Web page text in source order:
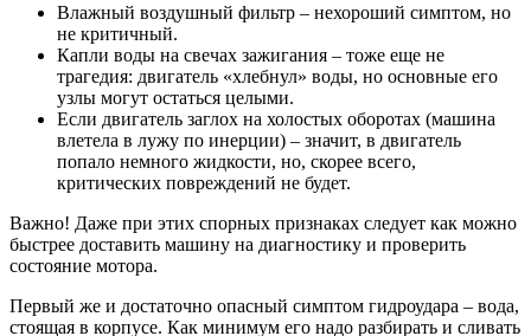
Влажный воздушный фильтр – нехороший симптом, но
не критичный.
Капли воды на свечах зажигания – тоже еще не
трагедия: двигатель «хлебнул» воды, но основные его
узлы могут остаться целыми.
Если двигатель заглох на холостых оборотах (машина
влетела в лужу по инерции) – значит, в двигатель
попало немного жидкости, но, скорее всего,
критических повреждений не будет.
Важно! Даже при этих спорных признаках следует как можно
быстрее доставить машину на диагностику и проверить
состояние мотора.
Первый же и достаточно опасный симптом гидроудара – вода,
стоящая в корпусе. Как минимум его надо разбирать и сливать